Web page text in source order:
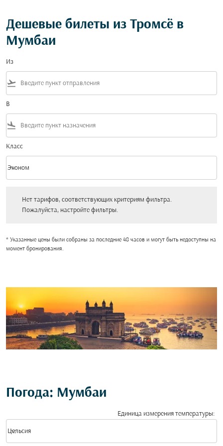
Дешевые билеты из Тромсё в
Мумбаи
Из
flight_takeoff
В
flight_land
Класс
Класс option Эконом Selected
Эконом
keyboard_arrow_down
Нет тарифов, соответствующих критериям фильтра.
Пожалуйста, настройте фильтры.
* Указанные цены были собраны за последние 48 часов и могут быть недоступны на
момент бронирования.
Погода: Мумбаи
Единица измерения температуры:
Цельсия
keyboard_arrow_down